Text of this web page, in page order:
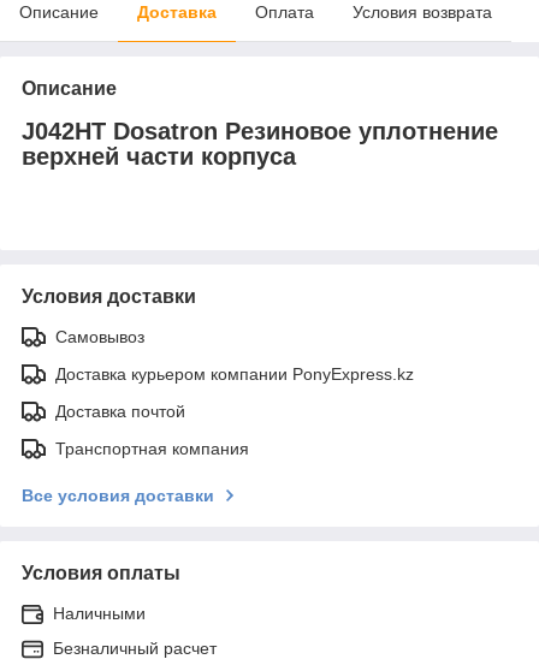
Описание Доставка Оплата Условия возврата
Описание
J042HT Dosatron Резиновое уплотнение
верхней части корпуса
Условия доставки
Самовывоз
Доставка курьером компании PonyExpress.kz
Доставка почтой
Транспортная компания
Все условия доставки
Условия оплаты
Наличными
Безналичный расчет